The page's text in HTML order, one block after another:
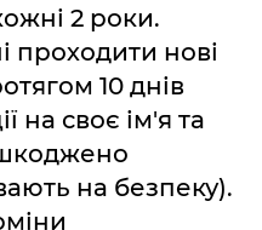
2 роки.
проходити нові
10 днів
на своє ім'я та
на безпеку).